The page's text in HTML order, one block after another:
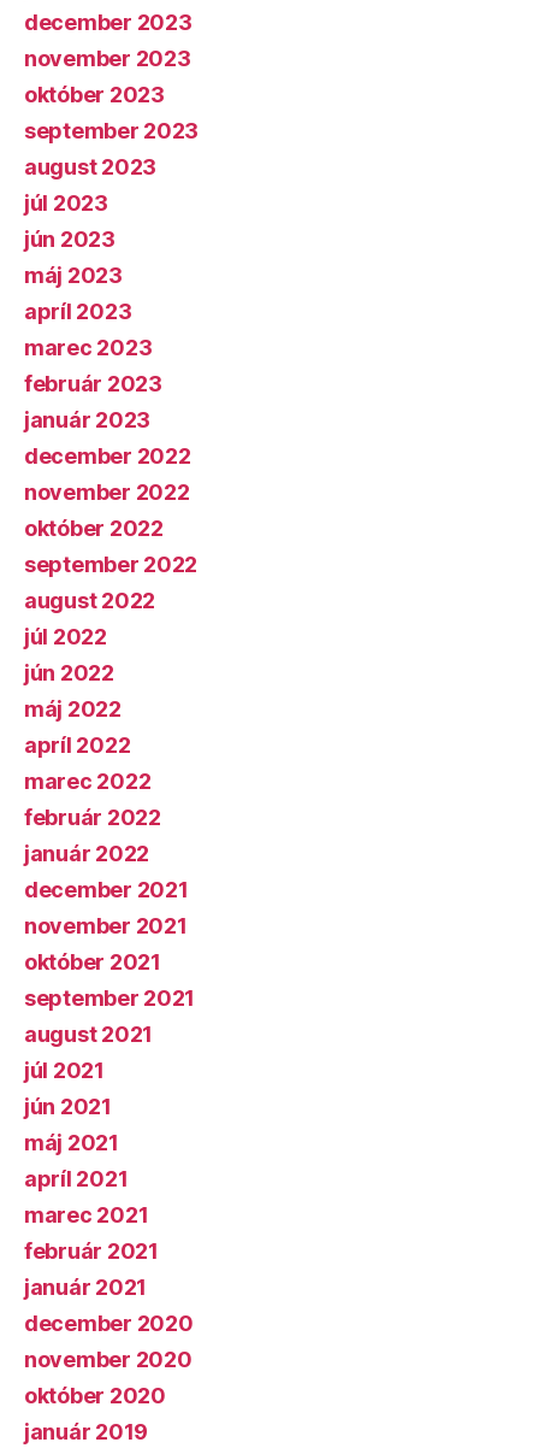
december 2023
november 2023
október 2023
september 2023
august 2023
júl 2023
jún 2023
máj 2023
apríl 2023
marec 2023
február 2023
január 2023
december 2022
november 2022
október 2022
september 2022
august 2022
júl 2022
jún 2022
máj 2022
apríl 2022
marec 2022
február 2022
január 2022
december 2021
november 2021
október 2021
september 2021
august 2021
júl 2021
jún 2021
máj 2021
apríl 2021
marec 2021
február 2021
január 2021
december 2020
november 2020
október 2020
január 2019